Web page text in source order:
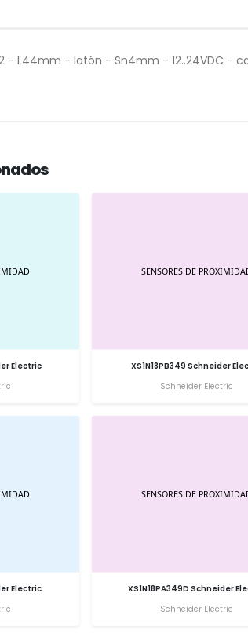
- L44mm - latón - Sn4mm - 12..24VDC -
Electric
XS1N18PB349 Schneider
Schneider Electric
Electric
XS1N18PA349D Schneider
Schneider Electric